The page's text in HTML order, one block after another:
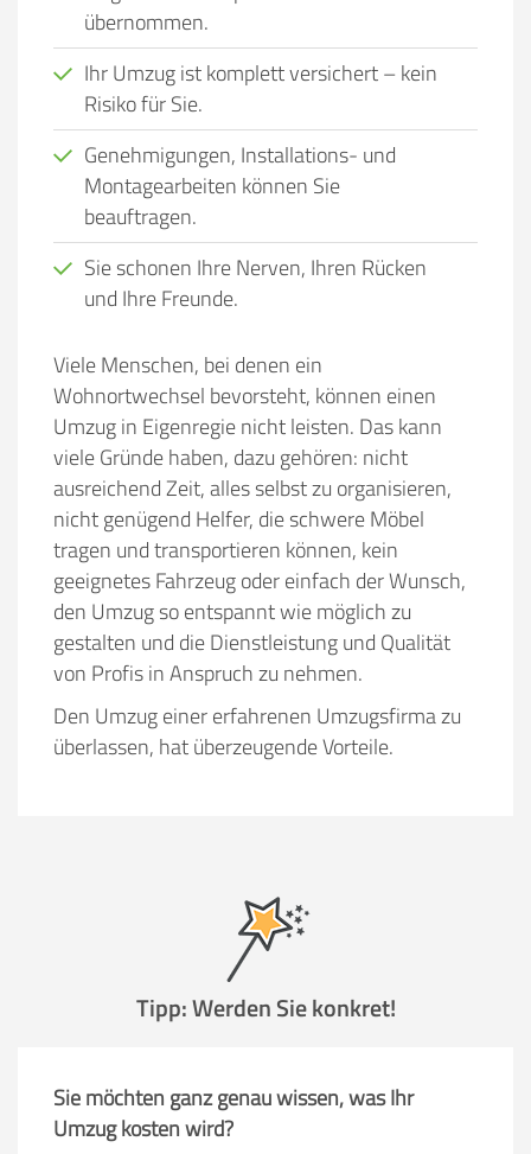
übernommen.
Ihr Umzug ist komplett versichert – kein
Risiko für Sie.
Genehmigungen, Installations- und
Montagearbeiten können Sie
beauftragen.
Sie schonen Ihre Nerven, Ihren Rücken
und Ihre Freunde.
Viele Menschen, bei denen ein
Wohnortwechsel bevorsteht, können einen
Umzug in Eigenregie nicht leisten. Das kann
viele Gründe haben, dazu gehören: nicht
ausreichend Zeit, alles selbst zu organisieren,
nicht genügend Helfer, die schwere Möbel
tragen und transportieren können, kein
geeignetes Fahrzeug oder einfach der Wunsch,
den Umzug so entspannt wie möglich zu
gestalten und die Dienstleistung und Qualität
von Profis in Anspruch zu nehmen.
Den Umzug einer erfahrenen Umzugsfirma zu
überlassen, hat überzeugende Vorteile.
Tipp: Werden Sie konkret!
Sie möchten ganz genau wissen, was Ihr
Umzug kosten wird?